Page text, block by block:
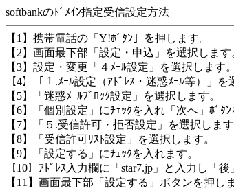
softbankのﾄﾞﾒｲﾝ指定受信設定方法
【1】携帯電話の「Y!ﾎﾞﾀﾝ」を押します。
【2】画面最下部「設定・申込」を選択します
【3】設定・変更「４ﾒｰﾙ設定」を選択します。
【4】「１.ﾒｰﾙ設定（ｱﾄﾞﾚｽ・迷惑ﾒｰﾙ等）」を
【5】「迷惑ﾒｰﾙﾌﾞﾛｯｸ設定」を選択します。
【6】「個別設定」にﾁｪｯｸを入れ「次へ」ﾎﾞﾀﾝ
【7】「５.受信許可・拒否設定」を選択します
【8】「受信許可ﾘｽﾄ設定」を選択します。
【9】「設定する」にﾁｪｯｸを入れます。
【10】ｱﾄﾞﾚｽ入力欄に「star7.jp」と入力し「後
【11】画面最下部「設定する」ボタンを押し